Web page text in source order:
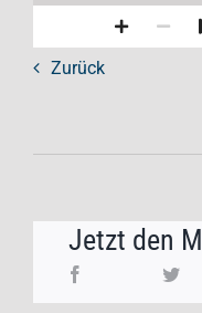
Zurück
Jetzt den